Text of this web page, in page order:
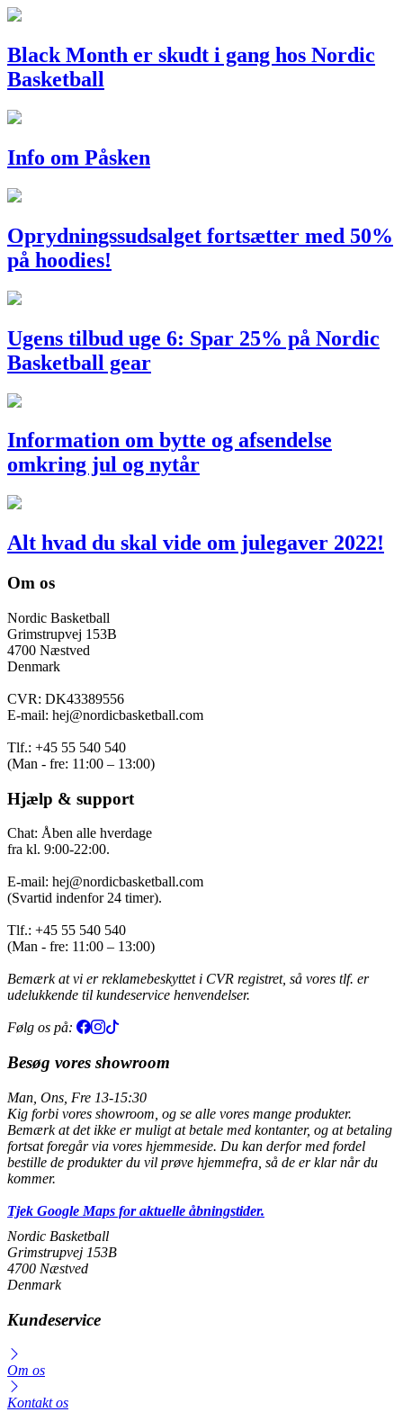
Black Month er skudt i gang hos Nordic
Basketball
Info om Påsken
Oprydningssudsalget fortsætter med 50%
på hoodies!
Ugens tilbud uge 6: Spar 25% på Nordic
Basketball gear
Information om bytte og afsendelse
omkring jul og nytår
Alt hvad du skal vide om julegaver 2022!
Om os
Nordic Basketball
Grimstrupvej 153B
4700 Næstved
Denmark
CVR: DK43389556
E-mail: hej@nordicbasketball.com
Tlf.: +45 55 540 540
(Man - fre: 11:00 – 13:00)
Hjælp & support
Chat: Åben alle hverdage
fra kl. 9:00-22:00.
E-mail: hej@nordicbasketball.com
(Svartid indenfor 24 timer).
Tlf.: +45 55 540 540
(Man - fre: 11:00 – 13:00)
Bemærk at vi er reklamebeskyttet i CVR registret, så vores tlf. er
udelukkende til kundeservice henvendelser.
Følg os på:
Besøg vores showroom
Man, Ons, Fre 13-15:30
Kig forbi vores showroom, og se alle vores mange produkter.
Bemærk at det ikke er muligt at betale med kontanter, og at betaling
fortsat foregår via vores hjemmeside. Du kan derfor med fordel
bestille de produkter du vil prøve hjemmefra, så de er klar når du
kommer.
Tjek Google Maps for aktuelle åbningstider.
Nordic Basketball
Grimstrupvej 153B
4700 Næstved
Denmark
Kundeservice
Om os
Kontakt os